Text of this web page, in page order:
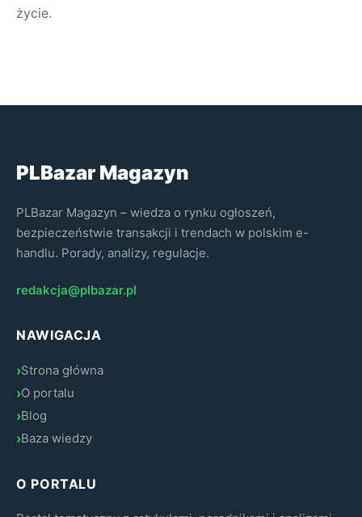
życie.
PLBazar Magazyn
PLBazar Magazyn – wiedza o rynku ogłoszeń,
bezpieczeństwie transakcji i trendach w polskim e-
handlu. Porady, analizy, regulacje.
redakcja@plbazar.pl
NAWIGACJA
Strona główna
O portalu
Blog
Baza wiedzy
O PORTALU